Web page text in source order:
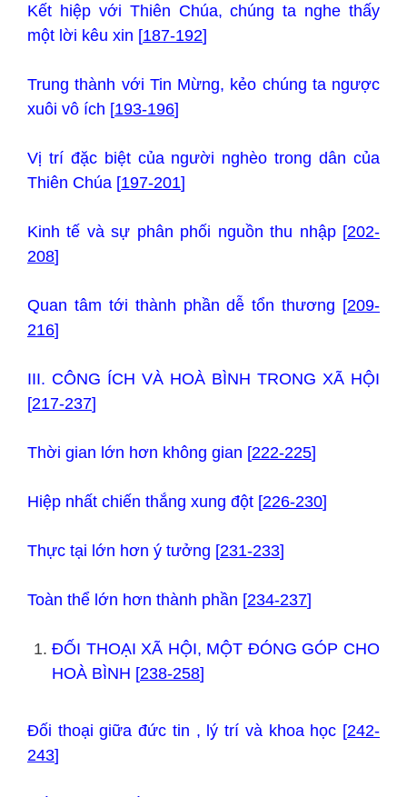
Kết hiệp với Thiên Chúa, chúng ta nghe thấy
một lời kêu xin [187-192]
Trung thành với Tin Mừng, kẻo chúng ta ngược
xuôi vô ích [193-196]
Vị trí đặc biệt của người nghèo trong dân của
Thiên Chúa [197-201]
Kinh tế và sự phân phối nguồn thu nhập [202-
208]
Quan tâm tới thành phần dễ tổn thương [209-
216]
III. CÔNG ÍCH VÀ HOÀ BÌNH TRONG XÃ HỘI
[217-237]
Thời gian lớn hơn không gian [222-225]
Hiệp nhất chiến thắng xung đột [226-230]
Thực tại lớn hơn ý tưởng [231-233]
Toàn thể lớn hơn thành phần [234-237]
ĐỐI THOẠI XÃ HỘI, MỘT ĐÓNG GÓP CHO
HOÀ BÌNH [238-258]
Đối thoại giữa đức tin , lý trí và khoa học [242-
243]